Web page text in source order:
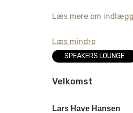
Læs mere om
Læs mindre
SPEAKERS LOUNGE
Velkomst
Lars Have Hansen